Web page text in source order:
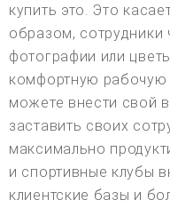
купить это. Это
образом, сотрудники
фотографии или
комфортную рабочую
можете внести свой
заставить своих
максимально
и спортивные клубы
клиентские базы и